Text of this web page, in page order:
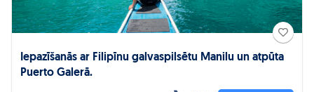
Iepazīšanās ar Filipīnu galvaspilsētu Manilu un atpūta
Puerto Galerā.